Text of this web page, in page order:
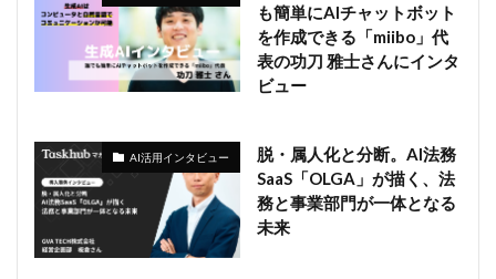
も簡単にAIチャットボット
を作成できる「miibo」代
表の功刀 雅士さんにインタ
ビュー
AI活用インタビュー
脱・属人化と分断。AI法務
SaaS「OLGA」が描く、法
務と事業部門が一体となる
未来